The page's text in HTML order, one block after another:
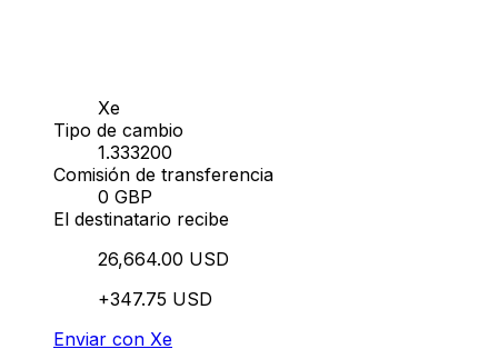
Xe
Tipo de cambio
1.333200
Comisión de transferencia
0 GBP
El destinatario recibe
26,664.00 USD
+347.75 USD
Enviar con Xe